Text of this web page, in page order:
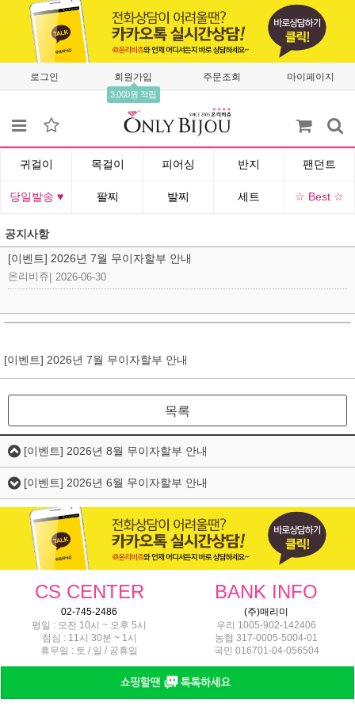
로그인 회원가입
3,000원 적립
주문조회 마이페이지
귀걸이 목걸이 피어싱 반지 팬던트
당일발송 ♥ 팔찌 발찌 세트 ☆ Best ☆
공지사항
[이벤트] 2026년 7월 무이자할부 안내
온리비쥬 2026-06-30
[이벤트] 2026년 7월 무이자할부 안내
목록
[이벤트] 2026년 8월 무이자할부 안내
[이벤트] 2026년 6월 무이자할부 안내
CS CENTER BANK INFO
02-745-2486
(주)매리미
평일 : 오전 10시 ~ 오후 5시
점심 : 11시 30분 ~ 1시
휴무일 : 토 / 일 / 공휴일
우리 1005-902-142406
농협 317-0005-5004-01
국민 016701-04-056504